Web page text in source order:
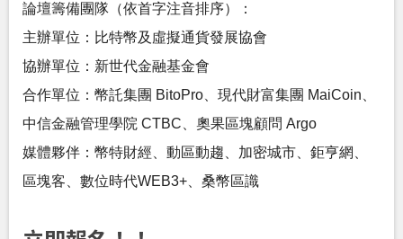
論壇籌備團隊（依首字注音排序）：
主辦單位：比特幣及虛擬通貨發展協會
協辦單位：新世代金融基金會
合作單位：幣託集團 BitoPro、現代財富集團 MaiCoin、
中信金融管理學院 CTBC、奧果區塊顧問 Argo
媒體夥伴：幣特財經、動區動趨、加密城市、鉅亨網、
區塊客、數位時代WEB3+、桑幣區識